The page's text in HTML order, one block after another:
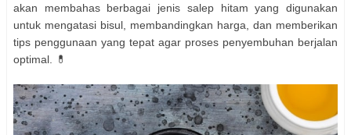
akan membahas berbagai jenis salep hitam yang digunakan
untuk mengatasi bisul, membandingkan harga, dan memberikan
tips penggunaan yang tepat agar proses penyembuhan berjalan
optimal. 💊